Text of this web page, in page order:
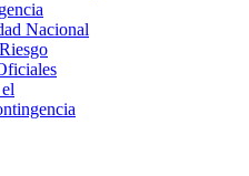
Nacional